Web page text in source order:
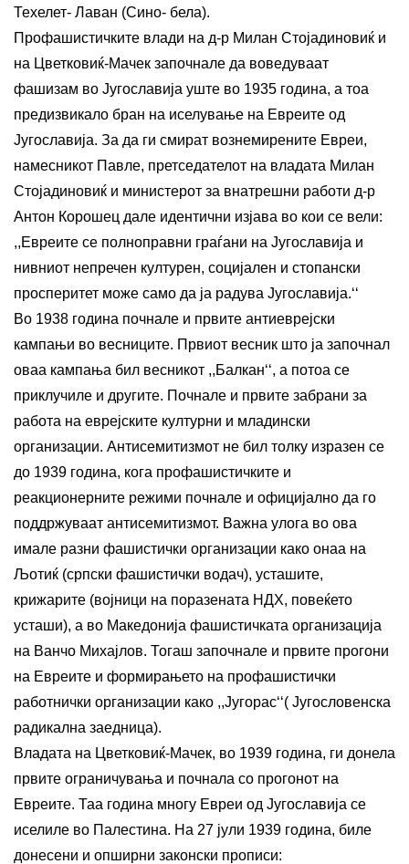
Техелет- Лаван (Сино- бела).
Профашистичките влади на д-р Милан Стојадиновиќ и
на Цветковиќ-Мачек започнале да воведуваат
фашизам во Југославија уште во 1935 година, а тоа
предизвикало бран на иселување на Евреите од
Југославија. За да ги смират вознемирените Евреи,
намесникот Павле, претседателот на владата Милан
Стојадиновиќ и министерот за внатрешни работи д-р
Антон Корошец дале идентични изјава во кои се вели:
,,Евреите се полноправни граѓани на Југославија и
нивниот непречен културен, социјален и стопански
просперитет може само да ја радува Југославија.‘‘
Во 1938 година почнале и првите антиеврејски
кампањи во весниците. Првиот весник што ја започнал
оваа кампања бил весникот ,,Балкан‘‘, а потоа се
приклучиле и другите. Почнале и првите забрани за
работа на еврејските културни и младински
организации. Антисемитизмот не бил толку изразен се
до 1939 година, кога профашистичките и
реакционерните режими почнале и официјално да го
поддржуваат антисемитизмот. Важна улога во ова
имале разни фашистички организации како онаа на
Љотиќ (српски фашистички водач), усташите,
крижарите (војници на поразената НДХ, повеќето
усташи), а во Македонија фашистичката организација
на Ванчо Михајлов. Тогаш започнале и првите прогони
на Евреите и формирањето на профашистички
работнички организации како ,,Југорас‘‘( Југословенска
радикална заедница).
Владата на Цветковиќ-Мачек, во 1939 година, ги донела
првите ограничувања и почнала со прогонот на
Евреите. Таа година многу Евреи од Југославија се
иселиле во Палестина. На 27 јули 1939 година, биле
донесени и опширни законски прописи: